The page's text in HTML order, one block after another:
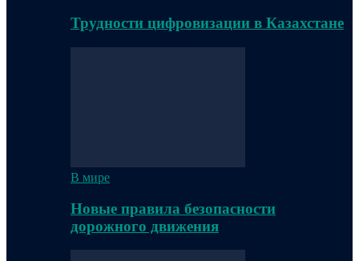
Трудности цифровизации в Казахстане
В мире
Новые правила безопасности
дорожного движения